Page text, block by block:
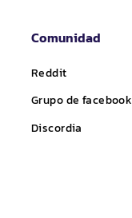
Comunidad
Reddit
Grupo de facebook
Discordia